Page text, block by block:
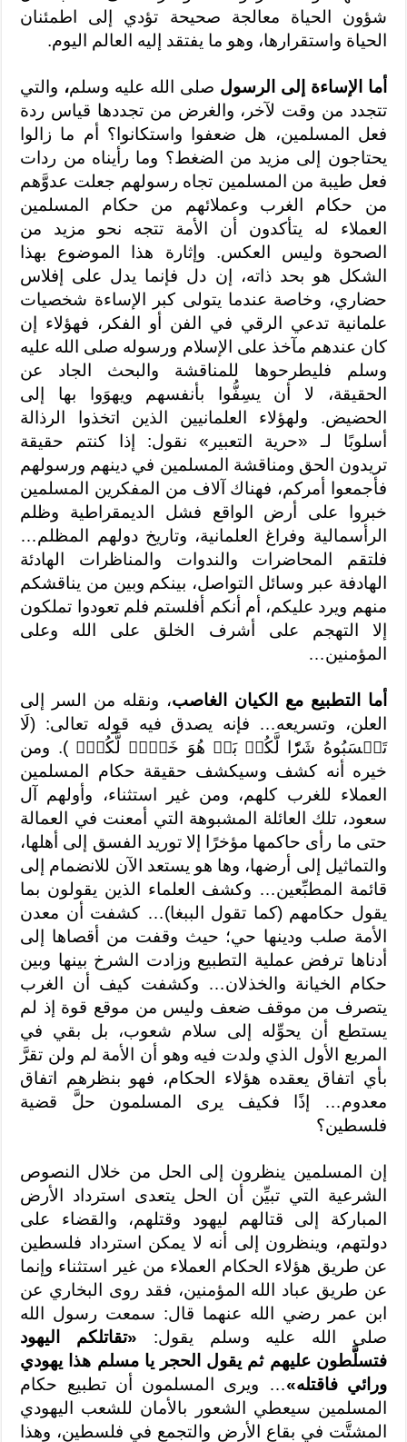
شؤون الحياة معالجة صحيحة تؤدي إلى اطمئنان
الحياة واستقرارها، وهو ما يفتقد إليه العالم اليوم.
أما الإساءة إلى الرسول صلى الله عليه وسلم، والتي
تتجدد من وقت لآخر، والغرض من تجددها قياس ردة
فعل المسلمين، هل ضعفوا واستكانوا؟ أم ما زالوا
يحتاجون إلى مزيد من الضغط؟ وما رأيناه من ردات
فعل طيبة من المسلمين تجاه رسولهم جعلت عدوَّهم
من حكام الغرب وعملائهم من حكام المسلمين
العملاء له يتأكدون أن الأمة تتجه نحو مزيد من
الصحوة وليس العكس. وإثارة هذا الموضوع بهذا
الشكل هو بحد ذاته، إن دل فإنما يدل على إفلاس
حضاري، وخاصة عندما يتولى كبر الإساءة شخصيات
علمانية تدعي الرقي في الفن أو الفكر، فهؤلاء إن
كان عندهم مآخذ على الإسلام ورسوله صلى الله عليه
وسلم فليطرحوها للمناقشة والبحث الجاد عن
الحقيقة، لا أن يسِفُّوا بأنفسهم ويهوَوا بها إلى
الحضيض. ولهؤلاء العلمانيين الذين اتخذوا الرذالة
أسلوبًا لـ «حرية التعبير» نقول: إذا كنتم حقيقة
تريدون الحق ومناقشة المسلمين في دينهم ورسولهم
فأجمعوا أمركم، فهناك آلاف من المفكرين المسلمين
خبروا على أرض الواقع فشل الديمقراطية وظلم
الرأسمالية وفراغ العلمانية، وتاريخ دولهم المظلم…
فلتقم المحاضرات والندوات والمناظرات الهادئة
الهادفة عبر وسائل التواصل، بينكم وبين من يناقشكم
منهم ويرد عليكم، أم أنكم أفلستم فلم تعودوا تملكون
إلا التهجم على أشرف الخلق على الله وعلى
المؤمنين…
أما التطبيع مع الكيان الغاصب، ونقله من السر إلى
العلن، وتسريعه… فإنه يصدق فيه قوله تعالى: (لَا
تَحۡسَبُوهُ شَرّٗا لَّكُمۖ بَلۡ هُوَ خَيۡرٞ لَّكُمۡۚ ). ومن
خيره أنه كشف وسيكشف حقيقة حكام المسلمين
العملاء للغرب كلهم، ومن غير استثناء، وأولهم آل
سعود، تلك العائلة المشبوهة التي أمعنت في العمالة
حتى ما رأى حاكمها مؤخرًا إلا توريد الفسق إلى أهلها،
والتماثيل إلى أرضها، وها هو يستعد الآن للانضمام إلى
قائمة المطبِّعين… وكشف العلماء الذين يقولون بما
يقول حكامهم (كما تقول الببغا)… كشفت أن معدن
الأمة صلب ودينها حي؛ حيث وقفت من أقصاها إلى
أدناها ترفض عملية التطبيع وزادت الشرخ بينها وبين
حكام الخيانة والخذلان… وكشفت كيف أن الغرب
يتصرف من موقف ضعف وليس من موقع قوة إذ لم
يستطع أن يحوِّله إلى سلام شعوب، بل بقي في
المربع الأول الذي ولدت فيه وهو أن الأمة لم ولن تقرَّ
بأي اتفاق يعقده هؤلاء الحكام، فهو بنظرهم اتفاق
معدوم… إذًا فكيف يرى المسلمون حلَّ قضية
فلسطين؟
إن المسلمين ينظرون إلى الحل من خلال النصوص
الشرعية التي تبيِّن أن الحل يتعدى استرداد الأرض
المباركة إلى قتالهم ليهود وقتلهم، والقضاء على
دولتهم، وينظرون إلى أنه لا يمكن استرداد فلسطين
عن طريق هؤلاء الحكام العملاء من غير استثناء وإنما
عن طريق عباد الله المؤمنين، فقد روى البخاري عن
ابن عمر رضي الله عنهما قال: سمعت رسول الله
صلى الله عليه وسلم يقول: «تقاتلكم اليهود
فتسلَّطون عليهم ثم يقول الحجر يا مسلم هذا يهودي
ورائي فاقتله»… ويرى المسلمون أن تطبيع حكام
المسلمين سيعطي الشعور بالأمان للشعب اليهودي
المشتَّت في بقاع الأرض والتجمع في فلسطين، وهذا